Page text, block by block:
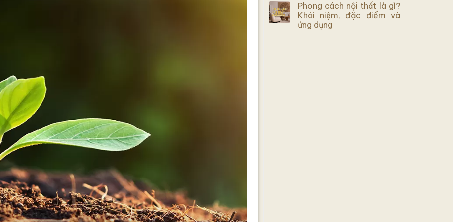
Phong cách nội thất là gì?
Khái niệm, đặc điểm và
ứng dụng